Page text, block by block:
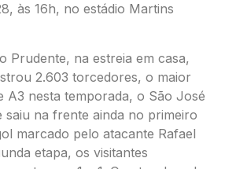
às 16h, no estádio Martins
Prudente, na estreia em casa,
2.603 torcedores, o maior
A3 nesta temporada, o São José
saiu na frente ainda no primeiro
marcado pelo atacante Rafael
etapa, os visitantes